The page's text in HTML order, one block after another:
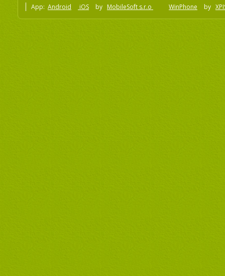
App: Android iOS by MobileSoft s.r.o WinPhone by